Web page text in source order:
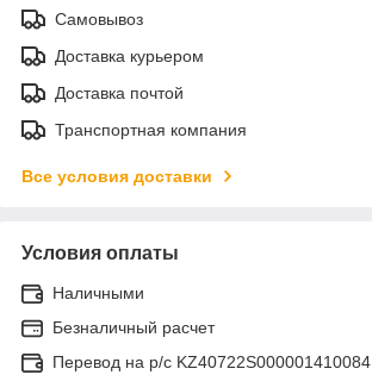
Самовывоз
Доставка курьером
Доставка почтой
Транспортная компания
Все условия доставки
Условия оплаты
Наличными
Безналичный расчет
Перевод на р/с KZ40722S000001410084